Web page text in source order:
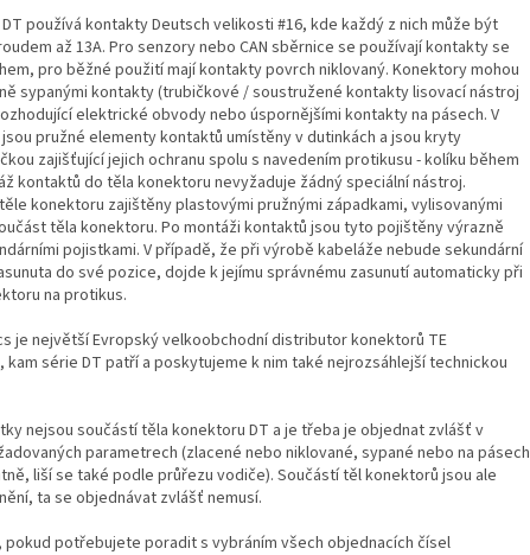
používá kontakty Deutsch velikosti #16, kde každý z nich může být
až 13A. Pro senzory nebo CAN sběrnice se používají kontakty se
pro běžné použití mají kontakty povrch niklovaný. Konektory mohou
sypanými kontakty (trubičkové / soustružené kontakty lisovací nástroj
elektrické obvody nebo úspornějšími kontakty na pásech. V
pružné elementy kontaktů umístěny v dutinkách a jsou kryty
zajišťující jejich ochranu spolu s navedením protikusu - kolíku během
kontaktů do těla konektoru nevyžaduje žádný speciální nástroj.
konektoru zajištěny plastovými pružnými západkami, vylisovanými
těla konektoru. Po montáži kontaktů jsou tyto pojištěny výrazně
pojistkami. V případě, že při výrobě kabeláže nebude sekundární
do své pozice, dojde k jejímu správnému zasunutí automaticky při
na protikus.
je největší Evropský velkoobchodní distributor konektorů TE
kam série DT patří a poskytujeme k nim také nejrozsáhlejší technickou
nejsou součástí těla konektoru DT a je třeba je objednat zvlášť v
parametrech (zlacené nebo niklované, sypané nebo na pásech
liší se také podle průřezu vodiče). Součástí těl konektorů jsou ale
ta se objednávat zvlášť nemusí.
pokud potřebujete poradit s vybráním všech objednacích čísel